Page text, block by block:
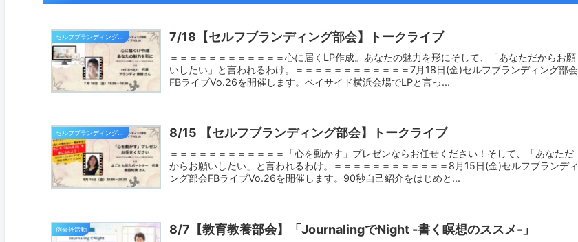
セルフブランディング部会 7/18【セルフブランディング部会】トークライブ
＝＝＝＝＝＝＝＝＝＝＝＝心に届くLP作成。あなたの魅力を形にそして、「あなただからお願
いしたい」と言われるわけ。＝＝＝＝＝＝＝＝＝＝＝＝7月18日(金)セルフブランディング部会
FBライブVo.26を開催します。ベイサイド横浜会場でLPと言っ...
セルフブランディング部会 8/15 【セルフブランディング部会】トークライブ
＝＝＝＝＝＝＝＝＝＝＝＝「心を動かす」プレゼンならお任せください！そして、「あなただ
からお願いしたい」と言われるわけ。＝＝＝＝＝＝＝＝＝＝＝＝8月15日(金)セルフブランディ
ング部会FBライブVo.26を開催します。90秒自己紹介をはじめと...
例会外活動 8/7【教育教養部会】「JournalingでNight -書く瞑想のススメ-」